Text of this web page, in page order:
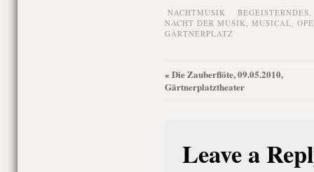
NACHTMUSIK BEGEISTERNDES,
NACHT DER MUSIK, MUSICAL,
GÄRTNERPLATZ
« Die Zauberflöte, 09.05.2010,
Gärtnerplatztheater
Leave a